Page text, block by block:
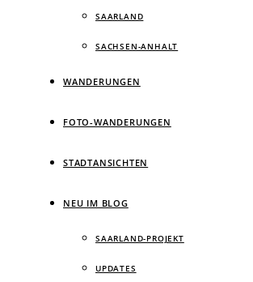
SAARLAND
SACHSEN-ANHALT
WANDERUNGEN
FOTO-WANDERUNGEN
STADTANSICHTEN
NEU IM BLOG
SAARLAND-PROJEKT
UPDATES